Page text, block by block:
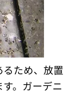
ため、放置
。ガーデニ